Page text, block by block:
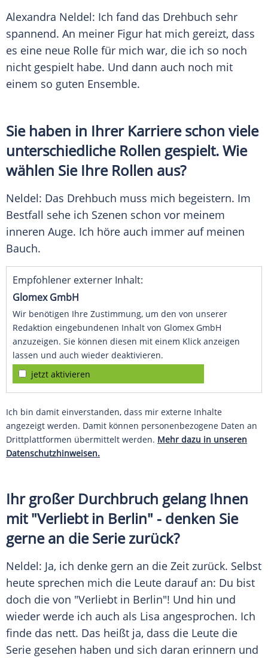
Alexandra Neldel: Ich fand das Drehbuch sehr
spannend. An meiner Figur hat mich gereizt, dass
es eine neue Rolle für mich war, die ich so noch
nicht gespielt habe. Und dann auch noch mit
einem so guten Ensemble.
Sie haben in Ihrer Karriere schon viele
unterschiedliche Rollen gespielt. Wie
wählen Sie Ihre Rollen aus?
Neldel: Das Drehbuch muss mich begeistern. Im
Bestfall sehe ich Szenen schon vor meinem
inneren Auge. Ich höre auch immer auf meinen
Bauch.
Empfohlener externer Inhalt:
Glomex GmbH
Wir benötigen Ihre Zustimmung, um den von unserer
Redaktion eingebundenen Inhalt von Glomex GmbH
anzuzeigen. Sie können diesen mit einem Klick anzeigen
lassen und auch wieder deaktivieren.
jetzt aktivieren
Ich bin damit einverstanden, dass mir externe Inhalte
angezeigt werden. Damit können personenbezogene Daten an
Drittplattformen übermittelt werden. Mehr dazu in unseren
Datenschutzhinweisen.
Ihr großer Durchbruch gelang Ihnen
mit "Verliebt in Berlin" - denken Sie
gerne an die Serie zurück?
Neldel: Ja, ich denke gern an die Zeit zurück. Selbst
heute sprechen mich die Leute darauf an: Du bist
doch die von "Verliebt in Berlin"! Und hin und
wieder werde ich auch als Lisa angesprochen. Ich
finde das nett. Das heißt ja, dass die Leute die
Serie gesehen haben und sich daran erinnern und